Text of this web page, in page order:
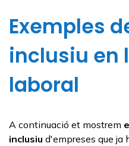
Exemples
inclusiu en
laboral
A continuació et mostrem
inclusiu d'empreses que ja